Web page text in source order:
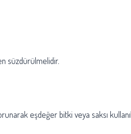
süzdürülmelidir.
eşdeğer bitki veya saksı